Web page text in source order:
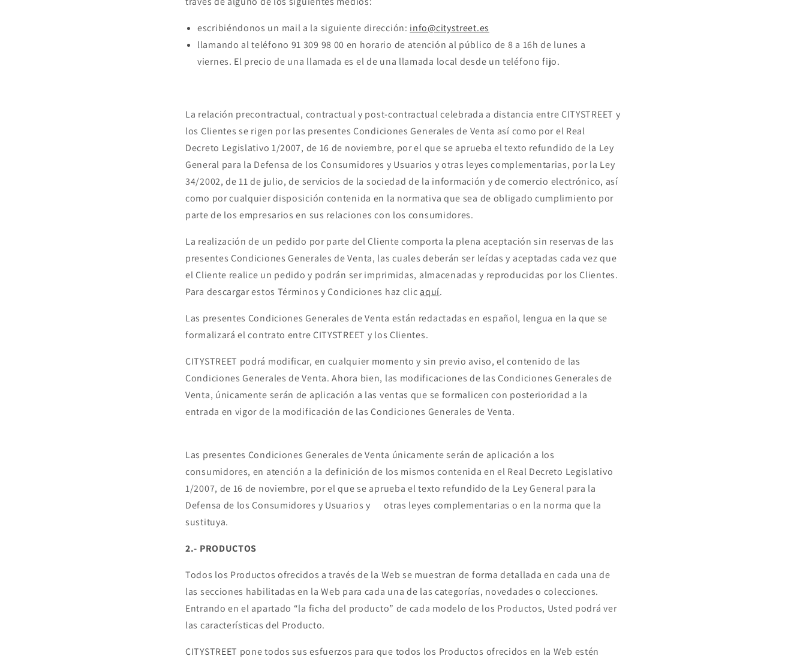
escribiéndonos un mail a la siguiente dirección: info@citystreet.es
llamando al teléfono 91 309 98 00 en horario de atención al público de 8 a 16h de lunes a
viernes. El precio de una llamada es el de una llamada local desde un teléfono fijo.
La relación precontractual, contractual y post-contractual celebrada a distancia entre CITYSTREET y
los Clientes se rigen por las presentes Condiciones Generales de Venta así como por el Real
Decreto Legislativo 1/2007, de 16 de noviembre, por el que se aprueba el texto refundido de la Ley
General para la Defensa de los Consumidores y Usuarios y otras leyes complementarias, por la Ley
34/2002, de 11 de julio, de servicios de la sociedad de la información y de comercio electrónico, así
como por cualquier disposición contenida en la normativa que sea de obligado cumplimiento por
parte de los empresarios en sus relaciones con los consumidores.
La realización de un pedido por parte del Cliente comporta la plena aceptación sin reservas de las
presentes Condiciones Generales de Venta, las cuales deberán ser leídas y aceptadas cada vez que
el Cliente realice un pedido y podrán ser imprimidas, almacenadas y reproducidas por los Clientes.
Para descargar estos Términos y Condiciones haz clic aquí.
Las presentes Condiciones Generales de Venta están redactadas en español, lengua en la que se
formalizará el contrato entre CITYSTREET y los Clientes.
CITYSTREET podrá modificar, en cualquier momento y sin previo aviso, el contenido de las
Condiciones Generales de Venta. Ahora bien, las modificaciones de las Condiciones Generales de
Venta, únicamente serán de aplicación a las ventas que se formalicen con posterioridad a la
entrada en vigor de la modificación de las Condiciones Generales de Venta.
Las presentes Condiciones Generales de Venta únicamente serán de aplicación a los
consumidores, en atención a la definición de los mismos contenida en el Real Decreto Legislativo
1/2007, de 16 de noviembre, por el que se aprueba el texto refundido de la Ley General para la
Defensa de los Consumidores y Usuarios y otras leyes complementarias o en la norma que la
sustituya.
2.- PRODUCTOS
Todos los Productos ofrecidos a través de la Web se muestran de forma detallada en cada una de
las secciones habilitadas en la Web para cada una de las categorías, novedades o colecciones.
Entrando en el apartado “la ficha del producto” de cada modelo de los Productos, Usted podrá ver
las características del Producto.
CITYSTREET pone todos sus esfuerzos para que todos los Productos ofrecidos en la Web estén